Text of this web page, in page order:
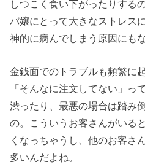
しつこく食い下がったりする
バ嬢にとって大きなストレス
神的に病んでしまう原因にも
金銭面でのトラブルも頻繁に
「そんなに注文してない」っ
渋ったり、最悪の場合は踏み
の。こういうお客さんがいる
くなっちゃうし、他のお客さ
多いんだよね。